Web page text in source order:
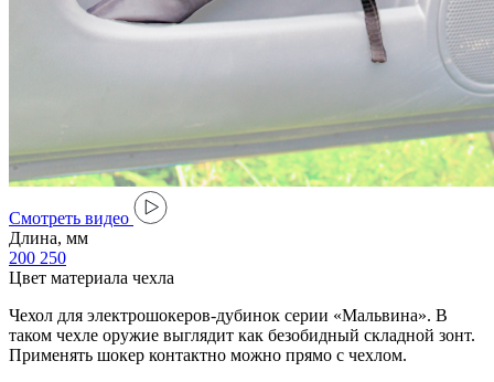
Cмотреть видео
Длина, мм
200 250
Цвет материала чехла
Чехол для электрошокеров-дубинок серии «Мальвина». В
таком чехле оружие выглядит как безобидный складной зонт.
Применять шокер контактно можно прямо с чехлом.